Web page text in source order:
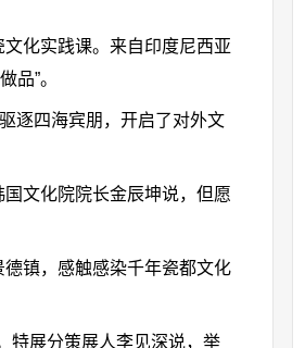
化实践课。来自印度尼西亚
品”。
逐四海宾朋，开启了对外文
文化院院长金辰坤说，但愿
镇，感触感染千年瓷都文化
特展分策展人李见深说，举